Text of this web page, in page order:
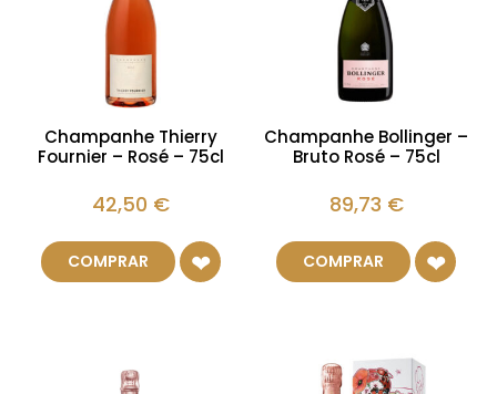
Champanhe Thierry
Fournier – Rosé – 75cl
42,50 €
COMPRAR
Champanhe Bollinger –
Bruto Rosé – 75cl
89,73 €
COMPRAR